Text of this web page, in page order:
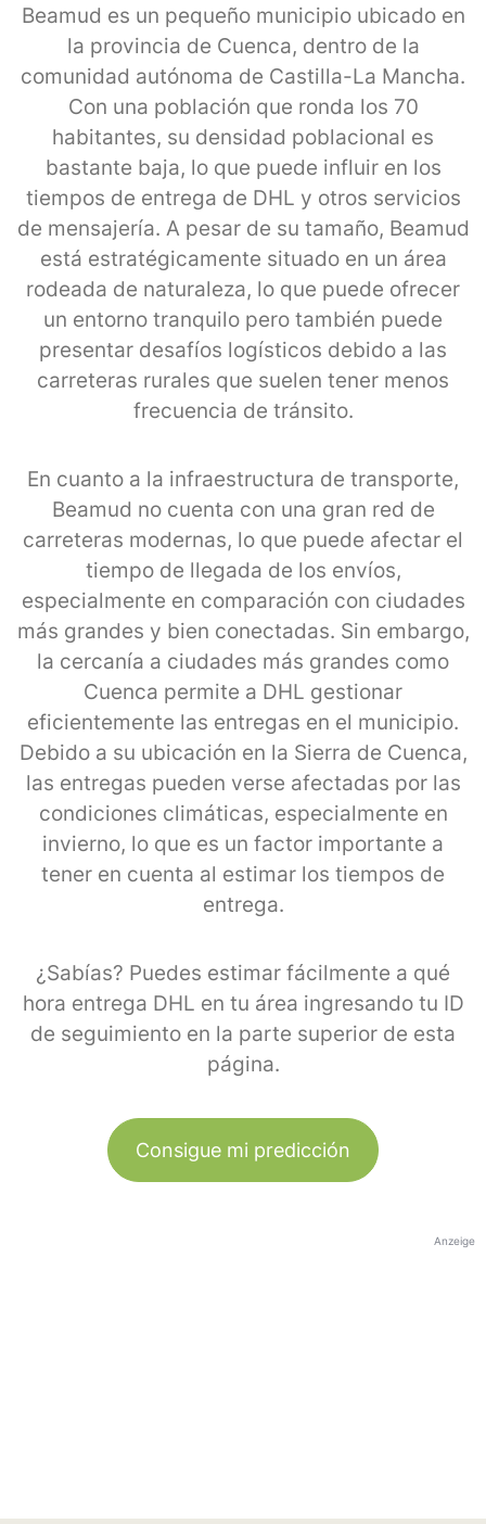
Beamud es un pequeño municipio ubicado en
la provincia de Cuenca, dentro de la
comunidad autónoma de Castilla-La Mancha.
Con una población que ronda los 70
habitantes, su densidad poblacional es
bastante baja, lo que puede influir en los
tiempos de entrega de DHL y otros servicios
de mensajería. A pesar de su tamaño, Beamud
está estratégicamente situado en un área
rodeada de naturaleza, lo que puede ofrecer
un entorno tranquilo pero también puede
presentar desafíos logísticos debido a las
carreteras rurales que suelen tener menos
frecuencia de tránsito.
En cuanto a la infraestructura de transporte,
Beamud no cuenta con una gran red de
carreteras modernas, lo que puede afectar el
tiempo de llegada de los envíos,
especialmente en comparación con ciudades
más grandes y bien conectadas. Sin embargo,
la cercanía a ciudades más grandes como
Cuenca permite a DHL gestionar
eficientemente las entregas en el municipio.
Debido a su ubicación en la Sierra de Cuenca,
las entregas pueden verse afectadas por las
condiciones climáticas, especialmente en
invierno, lo que es un factor importante a
tener en cuenta al estimar los tiempos de
entrega.
¿Sabías? Puedes estimar fácilmente a qué
hora entrega DHL en tu área ingresando tu ID
de seguimiento en la parte superior de esta
página.
Consigue mi predicción
Anzeige